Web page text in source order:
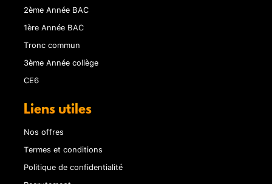
2ème Année BAC
1ère Année BAC
Tronc commun
3ème Année collège
CE6
Liens utiles
Nos offres
Termes et conditions
Politique de confidentialité